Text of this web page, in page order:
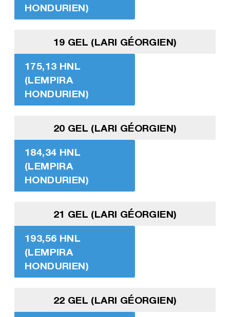
HONDURIEN)
19 GEL (LARI GÉORGIEN)
175,13 HNL
(LEMPIRA
HONDURIEN)
20 GEL (LARI GÉORGIEN)
184,34 HNL
(LEMPIRA
HONDURIEN)
21 GEL (LARI GÉORGIEN)
193,56 HNL
(LEMPIRA
HONDURIEN)
22 GEL (LARI GÉORGIEN)